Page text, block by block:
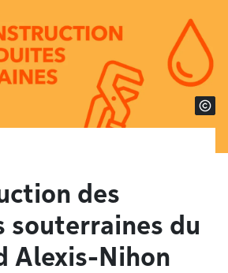
des
souterraines du
Alexis-Nihon